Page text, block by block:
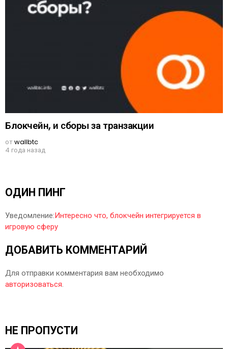
Блокчейн, и сборы за транзакции
отwallbtc
4 года назад
ОДИН ПИНГ
Уведомление:Интересно что, блокчейн интегрируется в
игровую сферу
ДОБАВИТЬ КОММЕНТАРИЙ
Для отправки комментария вам необходимо
авторизоваться.
НЕ ПРОПУСТИ